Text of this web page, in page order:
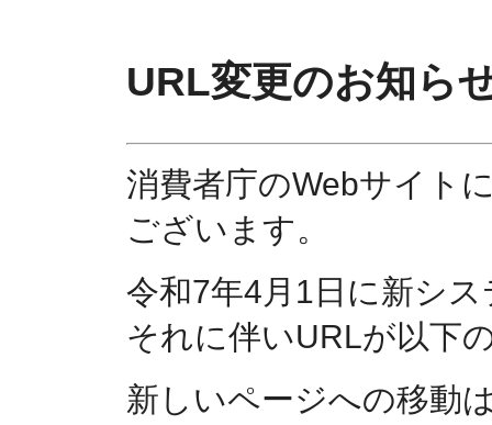
URL変更のお知ら
消費者庁のWebサイト
ございます。
令和7年4月1日に新シ
それに伴いURLが以下
新しいページへの移動